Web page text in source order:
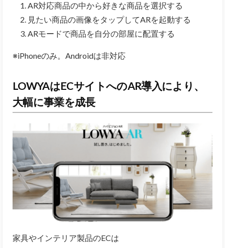
AR対応商品の中から好きな商品を選択する
見たい商品の画像をタップしてARを起動する
ARモードで商品を自分の部屋に配置する
※iPhoneのみ。Androidは非対応
LOWYAはECサイトへのAR導入により、
大幅に事業を成長
家具やインテリア製品のECは